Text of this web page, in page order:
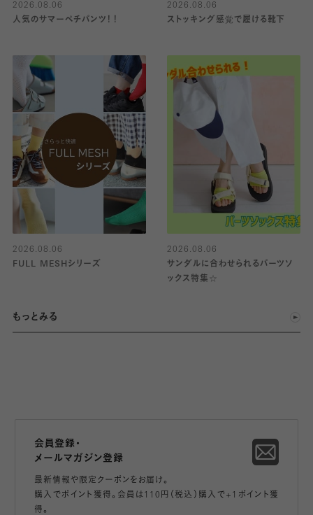
2026.08.06
人気のサマーペチパンツ！！
2026.08.06
ストッキング感覚で履ける靴下
2026.08.06
FULL MESHシリーズ
2026.08.06
サンダルに合わせられるパーツソ
ックス特集☆
もっとみる
会員登録・
メールマガジン登録
最新情報や限定クーポンをお届け。
購入でポイント獲得。会員は110円（税込）購入で+1ポイント獲
得。